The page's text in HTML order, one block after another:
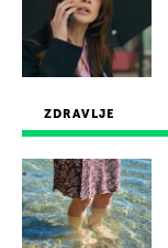
ZDRAVLJE